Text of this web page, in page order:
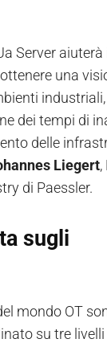
Server aiuterà
una
dei tempi di
delle
Liegert
di Paessler.
sugli
mondo OT
su tre